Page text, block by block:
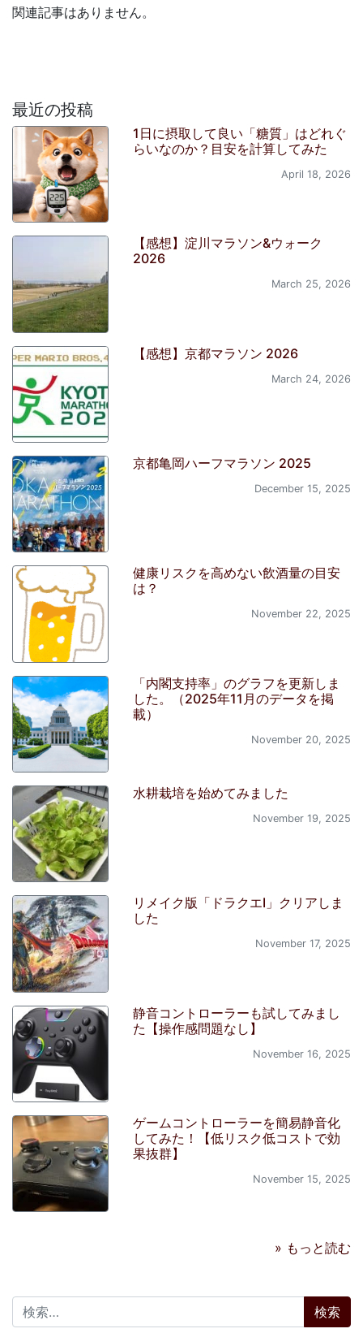
関連記事はありません。
最近の投稿
1日に摂取して良い「糖質」はどれぐ
らいなのか？目安を計算してみた
April 18, 2026
【感想】淀川マラソン&ウォーク
2026
March 25, 2026
【感想】京都マラソン 2026
March 24, 2026
京都亀岡ハーフマラソン 2025
December 15, 2025
健康リスクを高めない飲酒量の目安
は？
November 22, 2025
「内閣支持率」のグラフを更新しま
した。（2025年11月のデータを掲
載）
November 20, 2025
水耕栽培を始めてみました
November 19, 2025
リメイク版「ドラクエI」クリアしま
した
November 17, 2025
静音コントローラーも試してみまし
た【操作感問題なし】
November 16, 2025
ゲームコントローラーを簡易静音化
してみた！【低リスク低コストで効
果抜群】
November 15, 2025
» もっと読む
検索: